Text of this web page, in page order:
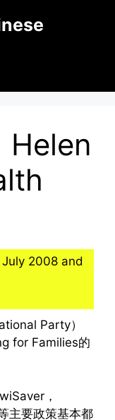
Helen
2008 and
Party）
for Families的
，
主要政策基本都